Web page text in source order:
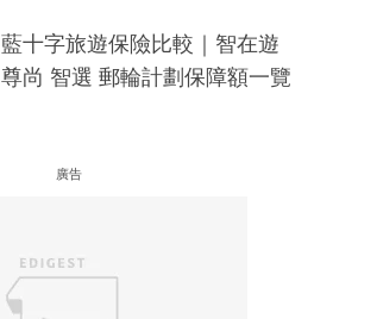
藍十字旅遊保險比較｜智在遊
尊尚 智選 郵輪計劃保障額一覽
廣告